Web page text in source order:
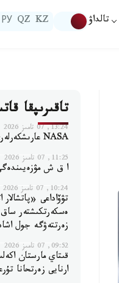
تالداۋ KZ
QZ
РУ
تاقىرىپقا
13:24, 07 تامىز 2026
NASA عارىشكەرلەرى عارىشقا ۇشتى
11:25, 07 تامىز 2026
ا ق ش
10:24, 07 تامىز 2026
تۋۆاداعى
ەسكەرتكىشتەر
زەرتتەۋگە جول
09:52, 07 تامىز 2026
قىتاي مارستان
ارنايى زەرتحانا